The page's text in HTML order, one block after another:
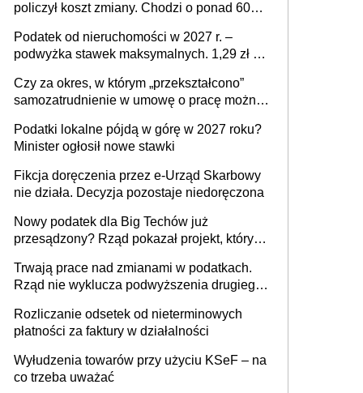
policzył koszt zmiany. Chodzi o ponad 60
Podatek od nieruchomości w 2027 r. –
podwyżka stawek maksymalnych. 1,29 zł za
budynków i lokali związanych z
prowadzeniem działalności gospodarczej
Czy za okres, w którym „przekształcono”
samozatrudnienie w umowę o pracę można
umowy cywilnoprawnej jedynym
racjonalnym wyjściem
Podatki lokalne pójdą w górę w 2027 roku?
Minister ogłosił nowe stawki
Fikcja doręczenia przez e-Urząd Skarbowy
nie działa. Decyzja pozostaje niedoręczona
Nowy podatek dla Big Techów już
przesądzony? Rząd pokazał projekt, który
Trwają prace nad zmianami w podatkach.
Rząd nie wyklucza podwyższenia drugiego
Rozliczanie odsetek od nieterminowych
płatności za faktury w działalności
Wyłudzenia towarów przy użyciu KSeF – na
co trzeba uważać